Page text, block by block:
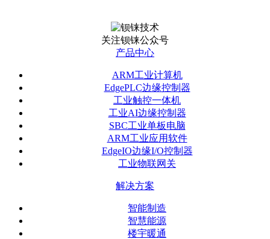
关注钡铼公众号
产品中心
ARM工业计算机
EdgePLC边缘控制器
工业触控一体机
工业AI边缘控制器
SBC工业单板电脑
ARM工业应用软件
EdgeIO边缘I/O控制器
工业物联网关
解决方案
智能制造
智慧能源
楼宇暖通